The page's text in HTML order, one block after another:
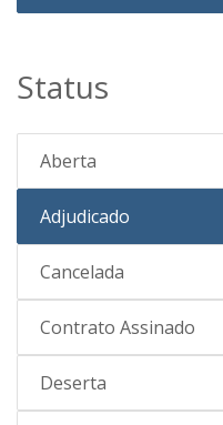
Status
Aberta
Adjudicado
Cancelada
Contrato Assinado
Deserta